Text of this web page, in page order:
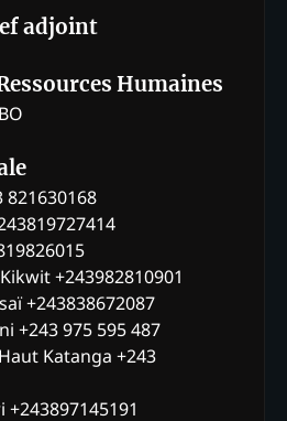
adjoint
Humaines
821630168
+243982810901
+243838672087
+243 975 595 487
Katanga +243